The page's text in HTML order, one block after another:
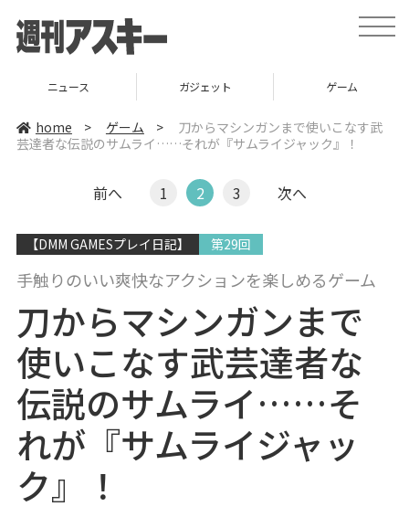
t
o
a
v
ニュース ガジェット ゲーム
home > ゲーム >
刀からマシンガンまで使いこなす武
芸達者な伝説のサムライ……それが『サムライジャック』！
前へ 1 2 3 次へ
【DMM GAMESプレイ日記】 第29回
手触りのいい爽快なアクションを楽しめるゲーム
刀からマシンガンまで
使いこなす武芸達者な
伝説のサムライ……そ
れが『サムライジャッ
ク』！